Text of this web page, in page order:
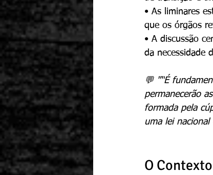
• As liminares
que os órgãos
• A discussão
da necessidade
💬 "“É
permanecerão
formada pela
uma lei nacional
O